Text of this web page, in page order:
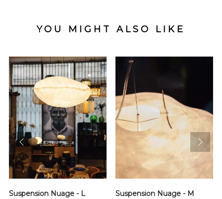
YOU MIGHT ALSO LIKE
Suspension Nuage - L
Suspension Nuage - M
prev next